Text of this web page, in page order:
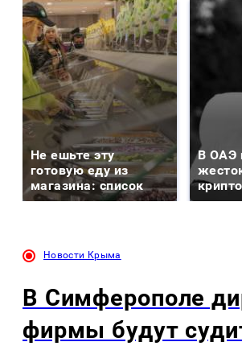
Не ешьте эту
готовую еду из
магазина: список
В ОАЭ
Новости Крыма
В Симферополе
фирмы будут